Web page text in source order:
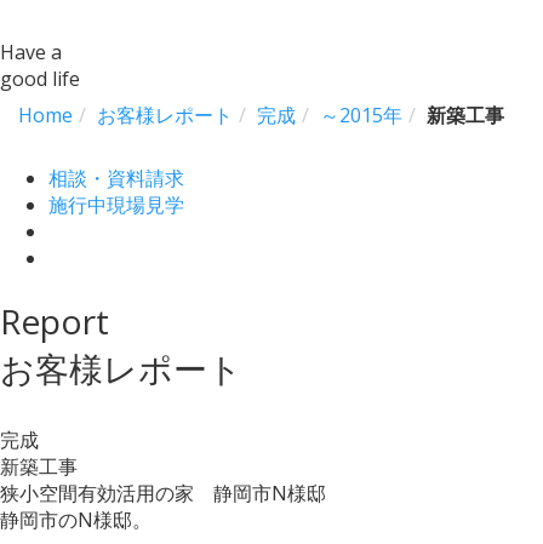
Have a
good life
Home
お客様レポート 完成 ～2015年 新築工事
相談・資料請求
施行中現場見学
Report
お客様レポート
完成
新築工事
狭小空間有効活用の家 静岡市N様邸
静岡市のN様邸。